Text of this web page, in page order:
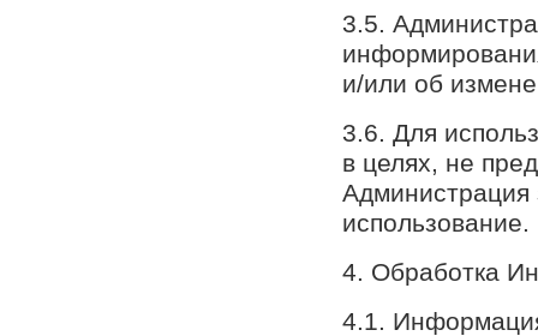
3.5.
и/или об
3.6. Для
в целях, не
Администрация
использование.
4. Обработка
4.1.